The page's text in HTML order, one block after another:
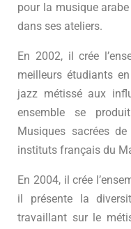
pour la musique
dans ses ateliers.
En 2002, il crée
meilleurs étudiants
jazz métissé aux
ensemble se
Musiques sacrées
instituts français du
En 2004, il crée
il présente la
travaillant sur le